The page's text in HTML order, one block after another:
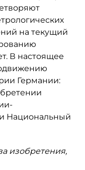
на текущий
В настоящее
Германии:
Национальный
изобретения,